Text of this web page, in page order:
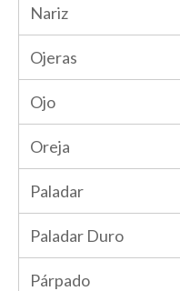
Nariz
Ojeras
Ojo
Oreja
Paladar
Paladar Duro
Párpado